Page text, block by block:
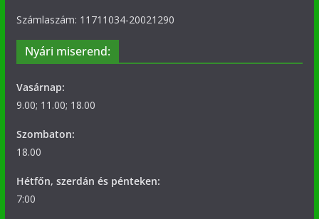
Számlaszám: 11711034-20021290
Nyári miserend:
Vasárnap:
9.00; 11.00; 18.00
Szombaton:
18.00
Hétfőn, szerdán és pénteken:
7:00